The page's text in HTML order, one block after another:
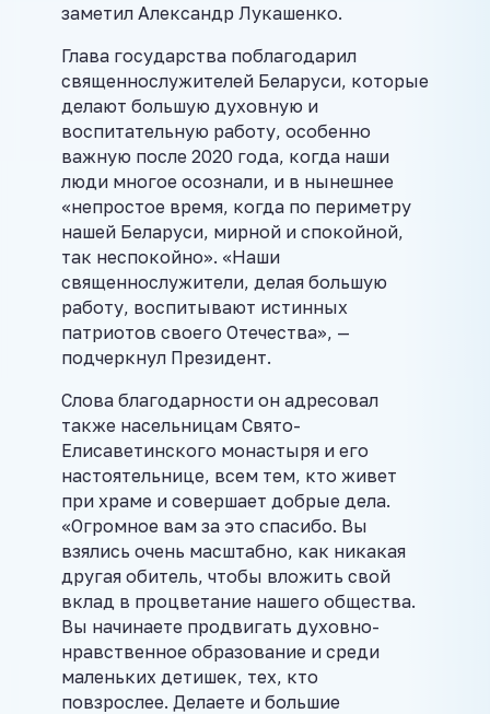
заметил Александр Лукашенко.
Глава государства поблагодарил
священнослужителей Беларуси, которые
делают большую духовную и
воспитательную работу, особенно
важную после 2020 года, когда наши
люди многое осознали, и в нынешнее
«непростое время, когда по периметру
нашей Беларуси, мирной и спокойной,
так неспокойно». «Наши
священнослужители, делая большую
работу, воспитывают истинных
патриотов своего Отечества», —
подчеркнул Президент.
Слова благодарности он адресовал
также насельницам Свято-
Елисаветинского монастыря и его
настоятельнице, всем тем, кто живет
при храме и совершает добрые дела.
«Огромное вам за это спасибо. Вы
взялись очень масштабно, как никакая
другая обитель, чтобы вложить свой
вклад в процветание нашего общества.
Вы начинаете продвигать духовно-
нравственное образование и среди
маленьких детишек, тех, кто
повзрослее. Делаете и большие